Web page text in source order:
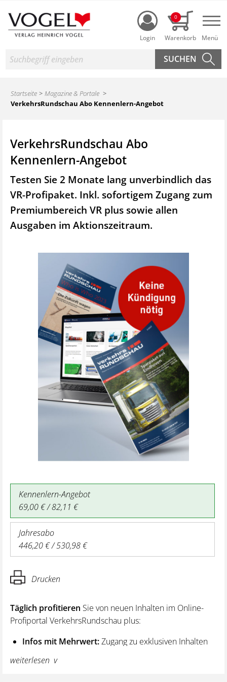
Login
0
Suche
Startseite
Magazine & Portale
VerkehrsRundschau Abo Kennenlern-Angebot
VerkehrsRundschau Abo
Kennenlern-Angebot
Testen Sie 2 Monate lang unverbindlich das
VR-Profipaket. Inkl. sofortigem Zugang zum
Premiumbereich VR plus sowie allen
Ausgaben im Aktionszeitraum.
Kennenlern-Angebot
69,00 € / 82,11 €
Jahresabo
446,20 € / 530,98 €
Drucken
Täglich profitieren Sie von neuen Inhalten im Online-
Profiportal VerkehrsRundschau plus:
Infos mit Mehrwert:Zugang zu exklusiven Inhalten
und Hintergrundwissen – von aktuellen Regelungen
wie z. B. bei den Lenk- und Ruhezeiten,
weiterlesen